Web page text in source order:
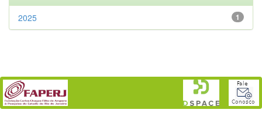
1
2025